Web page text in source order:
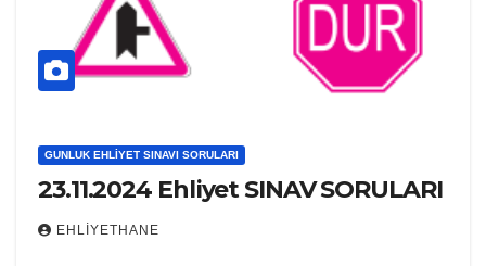
GUNLUK EHLIYET SINAVI SORULARI
23.11.2024 Ehliyet SINAV SORULARI
EHLIYETHANE